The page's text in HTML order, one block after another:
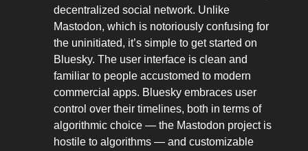
decentralized social network. Unlike
Mastodon, which is notoriously confusing for
the uninitiated, it’s simple to get started on
Bluesky. The user interface is clean and
familiar to people accustomed to modern
commercial apps. Bluesky embraces user
control over their timelines, both in terms of
algorithmic choice — the Mastodon project is
hostile to algorithms — and customizable